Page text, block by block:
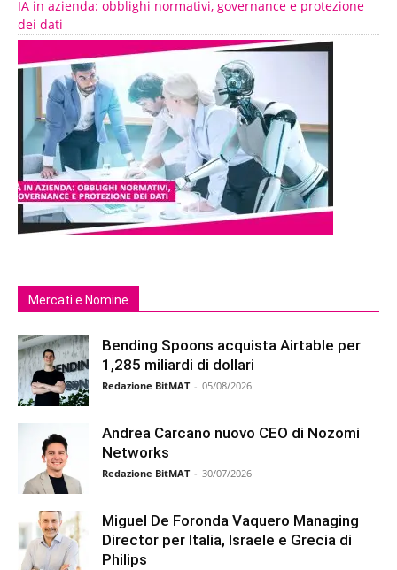
IA in azienda: obblighi normativi, governance e protezione
dei dati
Mercati e Nomine
Bending Spoons acquista Airtable per
1,285 miliardi di dollari
Redazione BitMAT - 05/08/2026
Andrea Carcano nuovo CEO di Nozomi
Networks
Redazione BitMAT - 30/07/2026
Miguel De Foronda Vaquero Managing
Director per Italia, Israele e Grecia di
Philips